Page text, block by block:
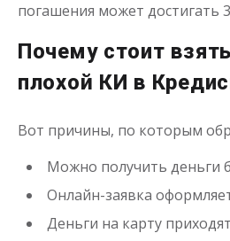
погашения может достигать
Почему стоит
плохой КИ в
Вот причины, по которым
Можно получить деньги
Онлайн-заявка
Деньги на карту